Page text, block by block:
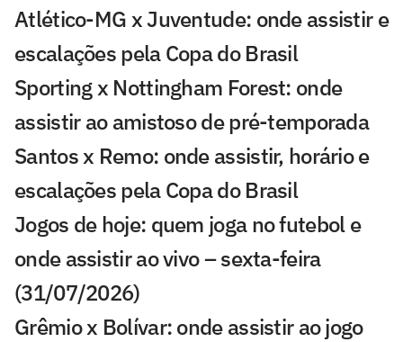
Atlético-MG x Juventude: onde assistir e
escalações pela Copa do Brasil
Sporting x Nottingham Forest: onde
assistir ao amistoso de pré-temporada
Santos x Remo: onde assistir, horário e
escalações pela Copa do Brasil
Jogos de hoje: quem joga no futebol e
onde assistir ao vivo – sexta-feira
(31/07/2026)
Grêmio x Bolívar: onde assistir ao jogo